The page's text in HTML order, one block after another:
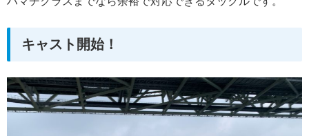
キャスト開始！